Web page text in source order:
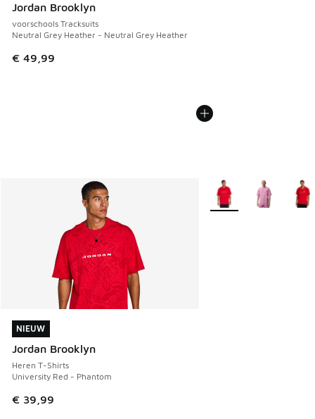
Jordan Brooklyn
voorschools Tracksuits
Neutral Grey Heather - Neutral Grey Heather
€ 49,99
NIEUW
Jordan Brooklyn
Heren T-Shirts
University Red - Phantom
€ 39,99
NIEUW
Meer kleuren